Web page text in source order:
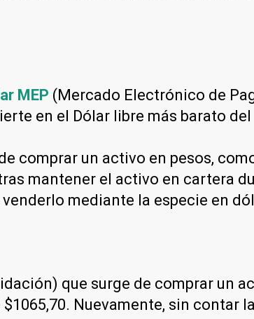
MEP (Mercado Electrónico de
en el Dólar libre más barato
comprar un activo en pesos,
mantener el activo en cartera
mediante la especie en
que surge de comprar un
Nuevamente, sin contar